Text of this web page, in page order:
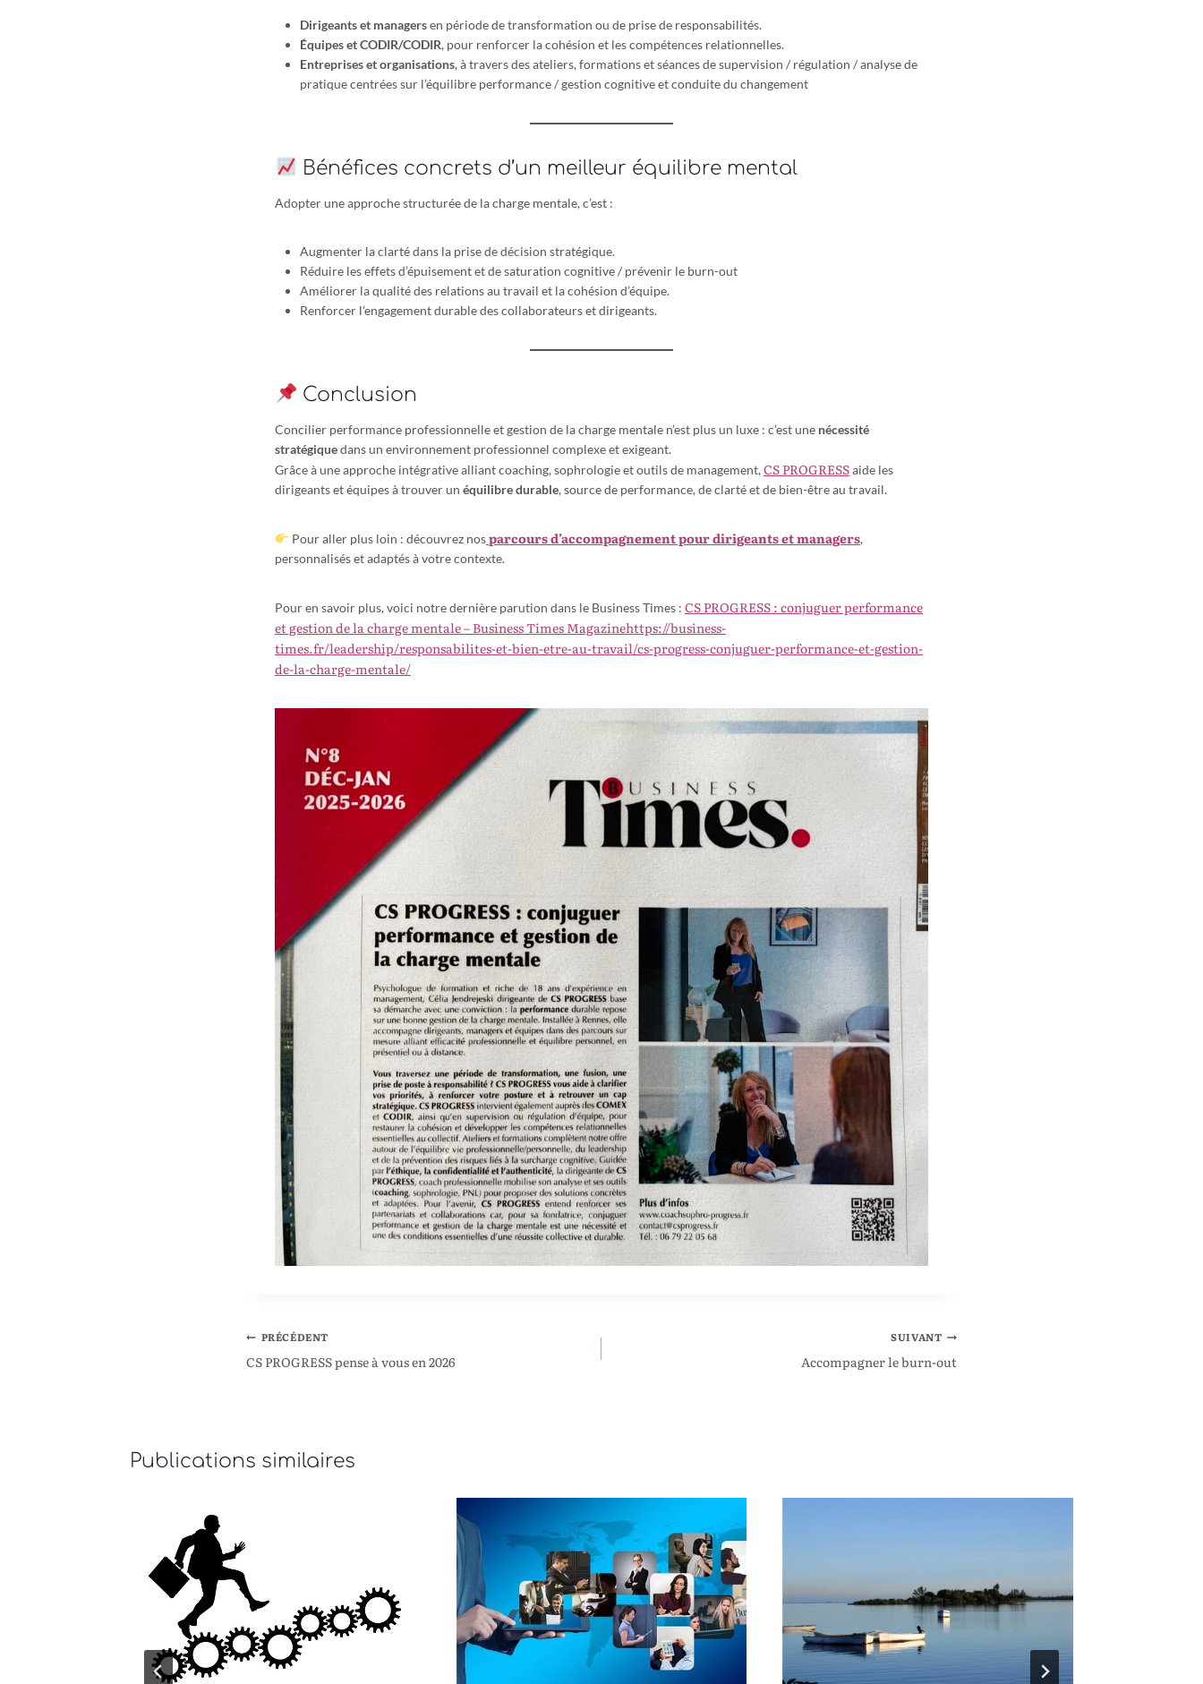
Dirigeants et managersen période de transformation ou de prise de responsabilités.
Équipes et CODIR/CODIR, pour renforcer la cohésion et les compétences relationnelles.
Entreprises et organisations, à travers des ateliers, formations et séances de supervision / régulation / analyse de
pratique centrées sur l’équilibre performance / gestion cognitive et conduite du changement
Bénéfices concrets d’un meilleur équilibre mental
Adopter une approche structurée de la charge mentale, c’est :
Augmenter la clarté dans la prise de décision stratégique.
Réduire les effets d’épuisement et de saturation cognitive / prévenir le burn-out
Améliorer la qualité des relations au travail et la cohésion d’équipe.
Renforcer l’engagement durable des collaborateurs et dirigeants.
Conclusion
Concilier performance professionnelle et gestion de la charge mentale n’est plus un luxe : c’est une nécessité
stratégiquedans un environnement professionnel complexe et exigeant.
Grâce à une approche intégrative alliant coaching, sophrologie et outils de management,CS PROGRESSaide les
dirigeants et équipes à trouver un équilibre durable, source de performance, de clarté et de bien-être au travail.
Pour aller plus loin : découvrez nosparcours d’accompagnement pour dirigeants et managers,
personnalisés et adaptés à votre contexte.
Pour en savoir plus, voici notre dernière parution dans le Business Times : CS PROGRESS : conjuguer performance
et gestion de la charge mentale – Business Times Magazinehttps://business-
times.fr/leadership/responsabilites-et-bien-etre-au-travail/cs-progress-conjuguer-performance-et-gestion-
de-la-charge-mentale/
PRÉCÉDENT
CS PROGRESS pense à vous en 2026
SUIVANT
Accompagner le burn-out
Publications similaires